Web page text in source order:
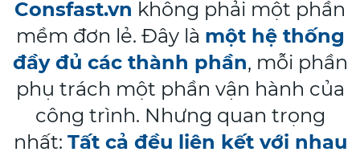
Consfast.vn không phải một phần
mềm đơn lẻ. Đây là một hệ thống
đầy đủ các thành phần, mỗi phần
phụ trách một phần vận hành của
công trình. Nhưng quan trọng
nhất: Tất cả đều liên kết với nhau